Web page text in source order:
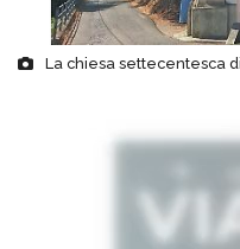
La chiesa settecentesca